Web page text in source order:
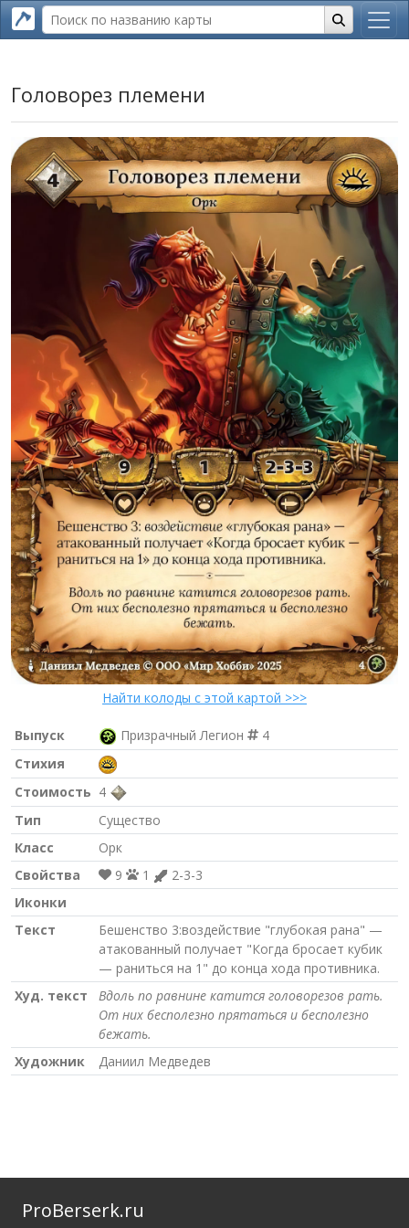
Головорез племени
Найти колоды с этой картой >>>
Выпуск Призрачный Легион
4
Стихия
Стоимость 4
Тип
Существо
Класс
Орк
Свойства
9 1
2-3-3
Иконки
Текст
Бешенство 3:воздействие "глубокая рана" —
атакованный получает "Когда бросает кубик
— раниться на 1" до конца хода противника.
Худ. текст
Вдоль по равнине катится головорезов рать.
От них бесполезно прятаться и бесполезно
бежать.
Художник
Даниил Медведев
ProBerserk.ru